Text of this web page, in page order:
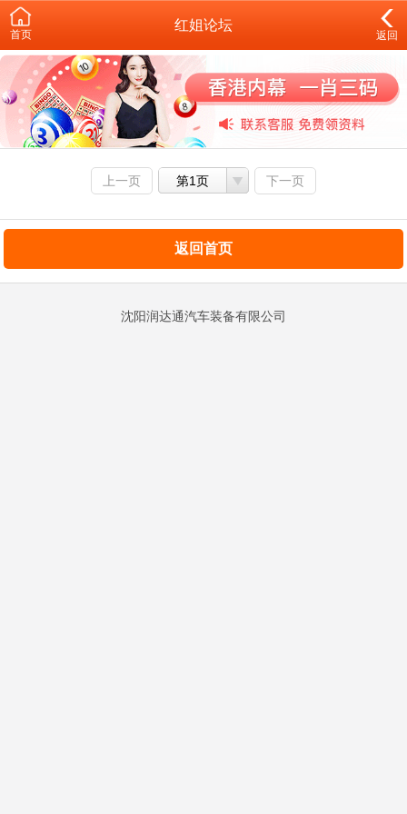
首页
红姐论坛
返回
上一页 第1页 下一页
返回首页
沈阳润达通汽车装备有限公司